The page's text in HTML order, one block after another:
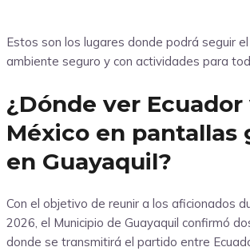
Estos son los lugares donde podrá seguir
ambiente seguro y con actividades para
¿Dónde ver Ecuador
México en pantallas
en Guayaquil?
Con el objetivo de reunir a los aficionados
2026, el Municipio de Guayaquil confirmó
donde se transmitirá el partido entre